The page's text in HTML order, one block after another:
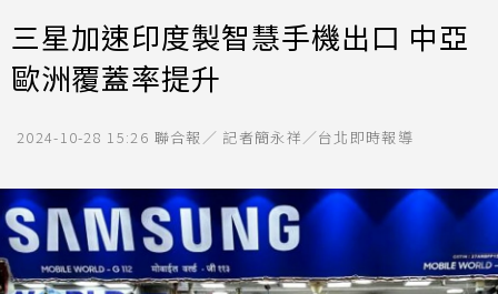
三星加速印度製智慧手機出口 中亞
歐洲覆蓋率提升
2024-10-28 15:26 聯合報／ 記者簡永祥／台北即時報導